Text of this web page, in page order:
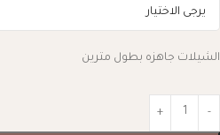
الشيلات جاهزه بطول مترين